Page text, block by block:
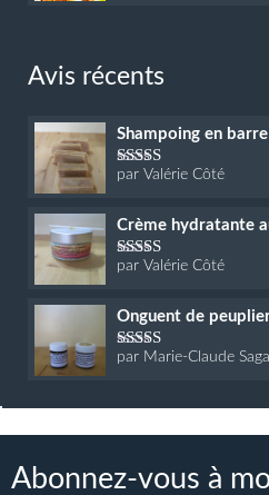
Avis récents
Shampoing en
Note5sur 5
par Valérie Côté
Crème hydratante
Note5sur 5
par Valérie Côté
Onguent de
Note5sur 5
par Marie-Claude
Abonnez-vous à